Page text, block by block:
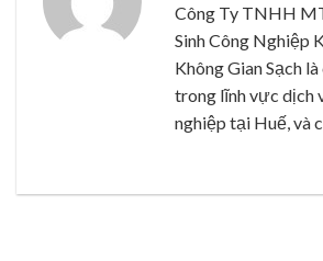
Công Ty TNHH
Sinh Công Nghiệp
Không Gian Sạch
trong lĩnh vực dịch
nghiệp tại Huế, và